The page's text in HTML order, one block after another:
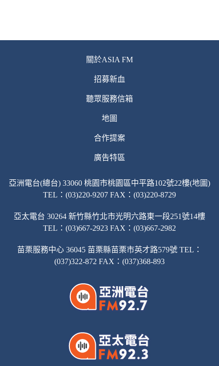
關於ASIA FM
招募新血
聽眾服務信箱
地圖
合作提案
廣告特區
亞洲電台(總台) 33060 桃園市桃園區中平路102號22樓(地圖)
TEL：(03)220-9207 FAX：(03)220-8729
亞太電台 30264 新竹縣竹北市光明六路東一段251號14樓
TEL：(03)667-2923 FAX：(03)667-2982
苗栗服務中心 36045 苗栗縣苗栗市英才路579號 TEL：
(037)322-872 FAX：(037)368-893